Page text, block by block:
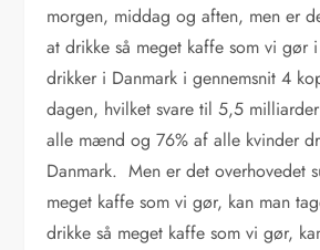
morgen, middag og aften, men er
at drikke så meget kaffe som vi gør
drikker i Danmark i gennemsnit 4
dagen, hvilket svare til 5,5
alle mænd og 76% af alle kvinder
Danmark. Men er det overhovedet
meget kaffe som vi gør, kan man
drikke så meget kaffe som vi gør,